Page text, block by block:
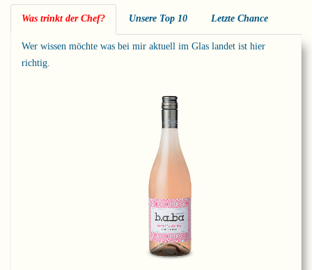
Was trinkt der Chef? Unsere Top 10 Letzte Chance
Wer wissen möchte was bei mir aktuell im Glas landet ist hier
richtig.